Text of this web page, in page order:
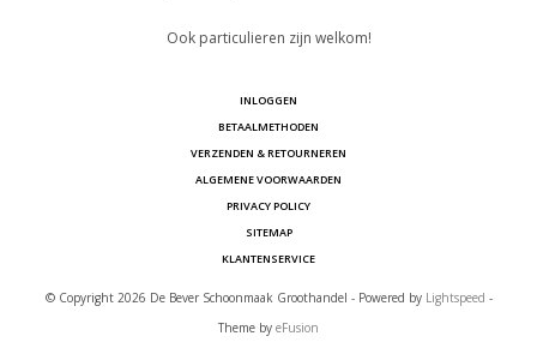
Ook particulieren zijn welkom!
INLOGGEN
BETAALMETHODEN
VERZENDEN & RETOURNEREN
ALGEMENE VOORWAARDEN
PRIVACY POLICY
SITEMAP
KLANTENSERVICE
© Copyright 2026 De Bever Schoonmaak Groothandel - Powered by Lightspeed -
Theme by eFusion